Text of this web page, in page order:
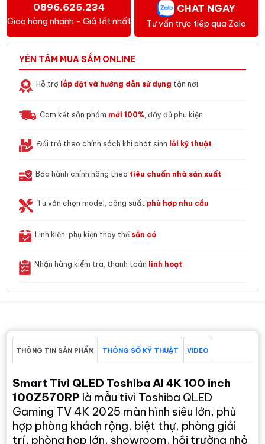
0896.625.234
Giao hàng nhanh - Giá tốt nhất
CHAT NGAY
Tư vấn trực tiếp qua Zalo
YÊN TÂM MUA SẮM ONLINE
Hỗ trợ lắp đặt và hướng dẫn sử dụng tận nơi
Cam kết sản phẩm mới 100% , đầy đủ phụ kiện
Đổi trả theo chính sách khi phát sinh lỗi kỹ thuật
Bảo hành chính hãng theo tiêu chuẩn nhà sản xuất
Tư vấn chọn model, công suất phù hợp nhu cầu
Linh kiện, phụ kiện thay thế sẵn có
Nhận hàng kiểm tra, thanh toán linh hoạt
THÔNG TIN SẢN PHẨM THÔNG SỐ KỸ THUẬT VIDEO
Smart Tivi QLED Toshiba AI 4K 100 inch
100Z570RP là mẫu tivi Toshiba QLED
Gaming TV 4K 2025 màn hình siêu lớn, phù
hợp phòng khách rộng, biệt thự, phòng giải
trí, phòng họp lớn, showroom, hội trường nhỏ